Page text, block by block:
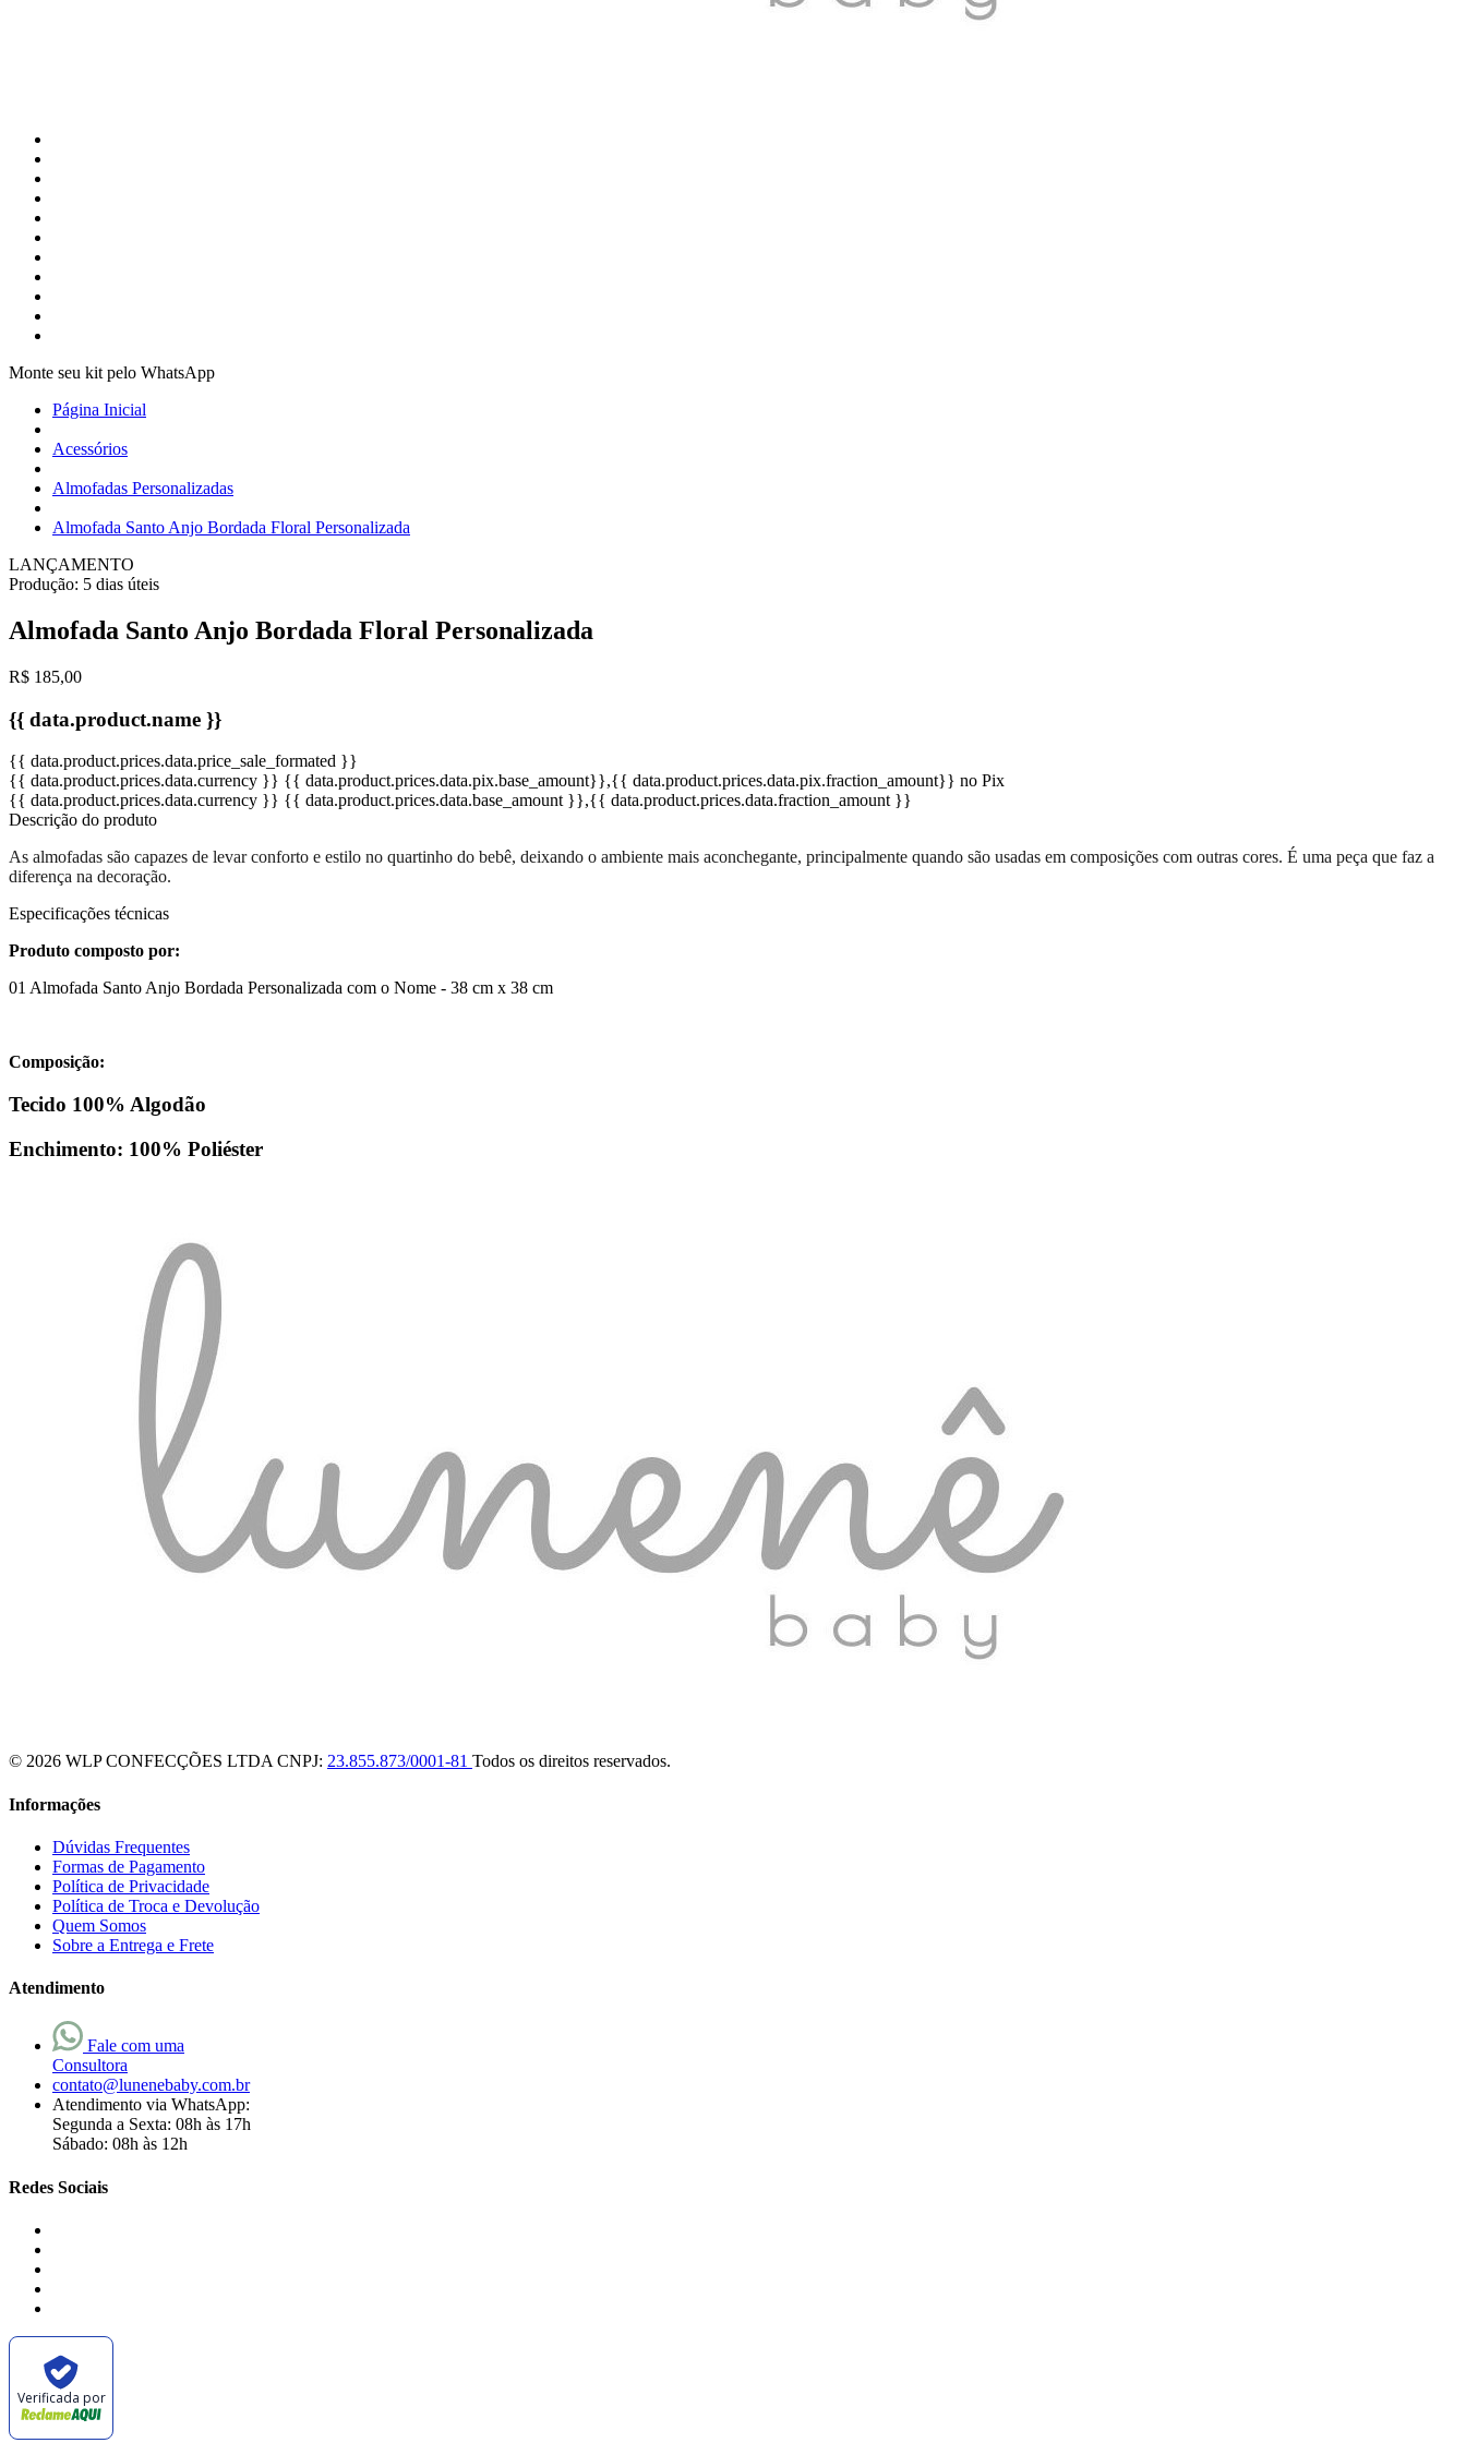
Monte seu kit pelo WhatsApp
Página Inicial
Acessórios
Almofadas Personalizadas
Almofada Santo Anjo Bordada Floral Personalizada
LANÇAMENTO
Produção: 5 dias úteis
Almofada Santo Anjo Bordada Floral Personalizada
R$ 185,00
{{ data.product.name }}
{{ data.product.prices.data.price_sale_formated }}
{{ data.product.prices.data.currency }} {{ data.product.prices.data.pix.base_amount}},{{ data.product.prices.data.pix.fraction_amount}} no Pix
{{ data.product.prices.data.currency }} {{ data.product.prices.data.base_amount }},{{ data.product.prices.data.fraction_amount }}
Descrição do produto
As almofadas são capazes de levar conforto e estilo no quartinho do bebê, deixando o ambiente mais aconchegante, principalmente quando são usadas em composições com outras cores. É uma peça que faz a
diferença na decoração.
Especificações técnicas
Produto composto por:
01 Almofada Santo Anjo Bordada Personalizada com o Nome - 38 cm x 38 cm
Composição:
Tecido 100% Algodão
Enchimento: 100% Poliéster
© 2026 WLP CONFECÇÕES LTDACNPJ: 23.855.873/0001-81 Todos os direitos reservados.
Informações
Dúvidas Frequentes
Formas de Pagamento
Política de Privacidade
Política de Troca e Devolução
Quem Somos
Sobre a Entrega e Frete
Atendimento
Fale com uma
Consultora
contato@lunenebaby.com.br
Atendimento via WhatsApp:
Segunda a Sexta: 08h às 17h
Sábado: 08h às 12h
Redes Sociais
Verificada por